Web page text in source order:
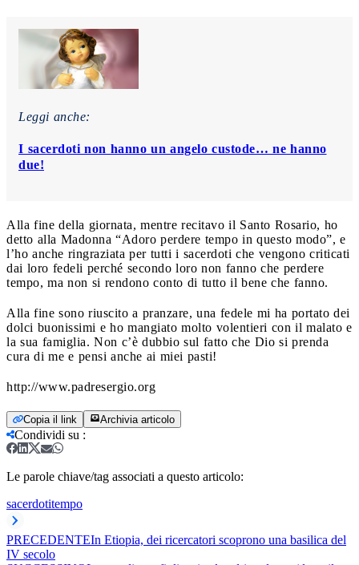
Leggi anche:
I sacerdoti non hanno un angelo custode… ne hanno
due!
Alla fine della giornata, mentre recitavo il Santo Rosario, ho
detto alla Madonna “Adoro perdere tempo in questo modo”, e
l’ho anche ringraziata per tutti i sacerdoti che vengono criticati
dai loro fedeli perché secondo loro non fanno che perdere
tempo, ma non si rendono conto di tutto il bene che fanno.
Alla fine sono riuscito a pranzare, una fedele mi ha portato dei
dolci buonissimi e ho mangiato molto volentieri con il malato e
la sua famiglia. Non c’è dubbio sul fatto che Dio si prenda
cura di me e pensi anche ai miei pasti!
http://www.padresergio.org
Copia il link Archivia articolo
Condividi su :
Le parole chiave/tag associati a questo articolo:
sacerdotitempo
PRECEDENTEIn Etiopia, dei ricercatori scoprono una basilica del
IV secolo